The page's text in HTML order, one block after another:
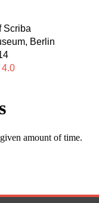
Scriba
Berlin
4.0